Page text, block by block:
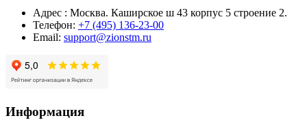
Адрес : Москва. Каширское ш 43 корпус 5 строение 2.
Телефон: +7 (495) 136-23-00
Email: support@zionstm.ru
Информация